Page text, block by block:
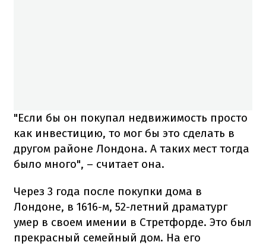
"Если бы он покупал недвижимость просто
как инвестицию, то мог бы это сделать в
другом районе Лондона. А таких мест тогда
было много", – считает она.
Через 3 года после покупки дома в
Лондоне, в 1616-м, 52-летний драматург
умер в своем имении в Стретфорде. Это был
прекрасный семейный дом. На его